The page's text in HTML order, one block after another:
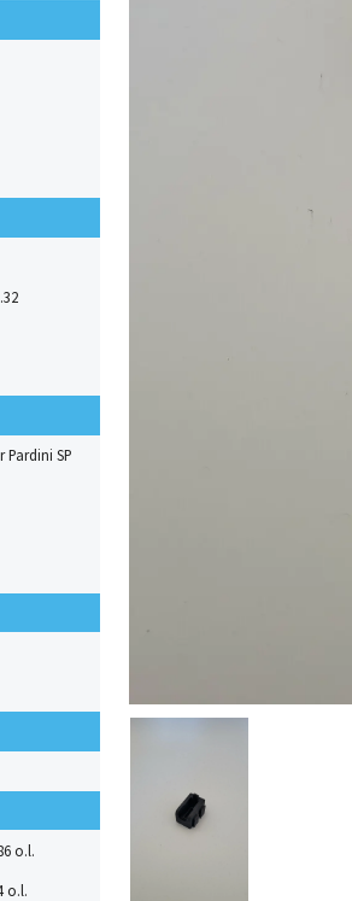
SP
o.l.
o.l.